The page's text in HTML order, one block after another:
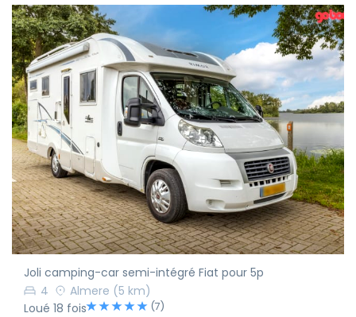
Joli camping-car semi-intégré Fiat pour 5p
4
Almere (5 km)
Loué 18 fois
(7)